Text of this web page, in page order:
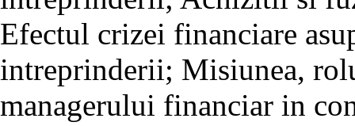
Efectul crizei financiare
intreprinderii; Misiunea,
managerului financiar in